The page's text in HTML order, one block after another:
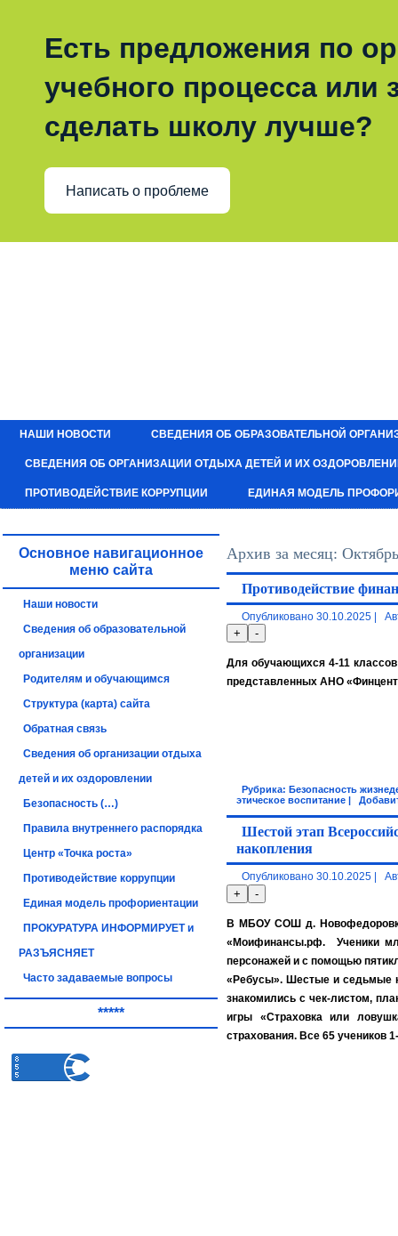
Есть предложения по
учебного процесса или
сделать школу лучше?
Написать о проблеме
НАШИ НОВОСТИ СВЕДЕНИЯ ОБ ОБРАЗОВАТЕЛЬНОЙ
СВЕДЕНИЯ ОБ ОРГАНИЗАЦИИ ОТДЫХА ДЕТЕЙ И ИХ
ПРОТИВОДЕЙСТВИЕ КОРРУПЦИИ ЕДИНАЯ МОДЕЛЬ
Основное навигационное
меню сайта
Наши новости
Сведения об образовательной
организации
Родителям и обучающимся
Структура (карта) сайта
Обратная связь
Сведения об организации отдыха
детей и их оздоровлении
Безопасность (…)
Правила внутреннего распорядка
Центр «Точка роста»
Противодействие коррупции
Единая модель профориентации
ПРОКУРАТУРА ИНФОРМИРУЕТ и
РАЗЪЯСНЯЕТ
Часто задаваемые вопросы
*****
Архив за месяц:
Противодействие
Опубликовано 30.10.2025
Для обучающихся 4-11
представленных АНО
Рубрика: Безопасность
этическое воспитание
Шестой этап
накопления
Опубликовано 30.10.2025
В МБОУ СОШ д.
«Моифинансы.рф. Ученики
персонажей и с помощью
«Ребусы». Шестые и седьмые
знакомились с чек-листом,
игры «Страховка или
страхования. Все 65 учеников